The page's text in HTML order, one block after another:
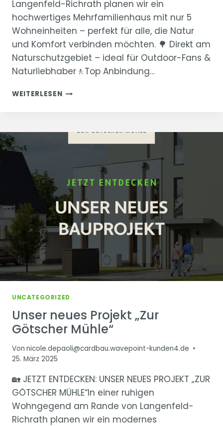
Langenfeld-Richrath planen wir ein
hochwertiges Mehrfamilienhaus mit nur 5
Wohneinheiten – perfekt für alle, die Natur
und Komfort verbinden möchten. 🌳 Direkt am
Naturschutzgebiet – ideal für Outdoor-Fans &
Naturliebhaber🚶‍Top Anbindung…
WEITERLESENDAS
„ZUR
GÖTSCHER
UNCATEGORIZED
Unser neues Projekt „Zur
Götscher Mühle“
Von nicole.depaoli@cardbau.wavepoint-kunden4.de
25. März 2025
🏡 JETZT ENTDECKEN: UNSER NEUES PROJEKT „ZUR
GÖTSCHER MÜHLE“In einer ruhigen
Wohngegend am Rande von Langenfeld-
Richrath planen wir ein modernes